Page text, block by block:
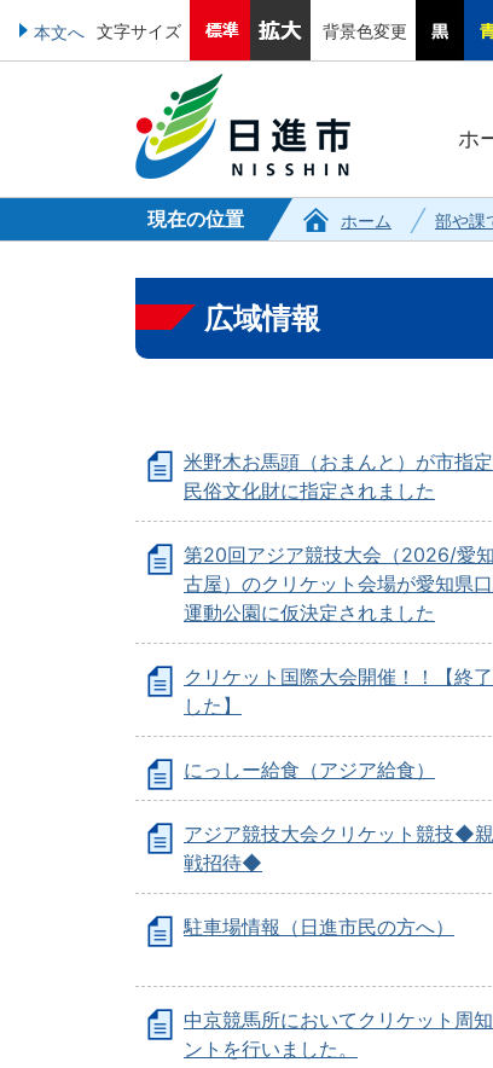
本文へ 文字サイズ 背景色変更
ホ
現在の位置 ホーム 部や課
広域情報
米野木お馬頭（おまんと）が市指
民俗文化財に指定されました
第20回アジア競技大会（2026/愛
古屋）のクリケット会場が愛知県
運動公園に仮決定されました
クリケット国際大会開催！！【終
した】
にっしー給食（アジア給食）
アジア競技大会クリケット競技◆
戦招待◆
駐車場情報（日進市民の方へ）
中京競馬所においてクリケット周
ントを行いました。